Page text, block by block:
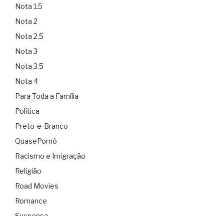
Nota 1.5
Nota 2
Nota 2.5
Nota 3
Nota 3.5
Nota 4
Para Toda a Família
Política
Preto-e-Branco
QuasePornô
Racismo e Imigração
Religião
Road Movies
Romance